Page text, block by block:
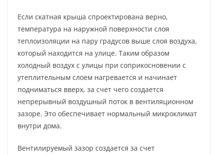
Если скатная крыша спроектирована верно,
температура на наружной поверхности слоя
теплоизоляции на пару градусов выше слоя воздуха,
который находится на улице. Таким образом
холодный воздух с улицы при соприкосновении с
утеплительным слоем нагревается и начинает
подниматься вверх, за счет чего создается
непрерывный воздушный поток в вентиляционном
зазоре. Это обеспечивает нормальный микроклимат
внутри дома.
Вентилируемый зазор создается за счет